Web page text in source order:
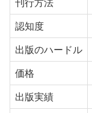
刊行方法
認知度
出版のハードル
価格
出版実績